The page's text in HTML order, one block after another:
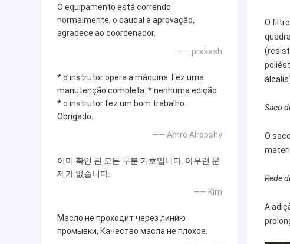
O equipamento está correndo
normalmente, o caudal é aprovação,
agradece ao coordenador.
—— prakash
* o instrutor opera a máquina. Fez uma
manutenção completa. * nenhuma edição
* o instrutor fez um bom trabalho.
Obrigado.
—— Amro Alropshy
이미 확인 된 모든 구분 기호입니다. 아무런 문
제가 없습니다.
—— Kim
Масло не проходит через линию
промывки, Качество масла не плохое.
O
Saco
O
Rede
A